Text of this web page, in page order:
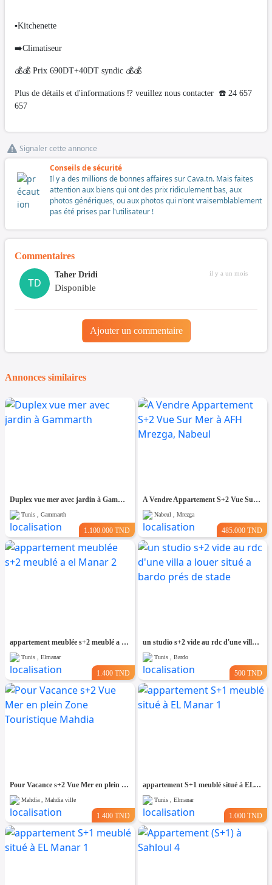
▪️Kitchenette
➡️Climatiseur
💰💰 Prix 690DT+40DT syndic 💰💰
Plus de détails et d'informations ⁉️ veuillez nous contacter ☎️ 24 657
657
Signaler cette annonce
Conseils de sécurité
Il y a des millions de bonnes affaires sur Cava.tn. Mais faites
attention aux biens qui ont des prix ridiculement bas, aux
photos génériques, ou aux photos qui n'ont vraisemblablement
pas été prises par l'utilisateur !
Commentaires
TD
Taher Dridi il y a un mois
Disponible
Ajouter un commentaire
Annonces similaires
Duplex vue mer avec jardin à Gammarth
Tunis , Gammarth
1.100.000 TND
A Vendre Appartement S+2 Vue Sur Mer à AFH Mrezga, Nabeul
Nabeul , Mrezga
485.000 TND
appartement meublée s+2 meublé a el Manar 2
Tunis , Elmanar
1.400 TND
un studio s+2 vide au rdc d'une villa a louer situé a bardo prés de stade
Tunis , Bardo
500 TND
Pour Vacance s+2 Vue Mer en plein Zone Touristique Mahdia
Mahdia , Mahdia ville
1.400 TND
appartement S+1 meublé situé à EL Manar 1
Tunis , Elmanar
1.000 TND